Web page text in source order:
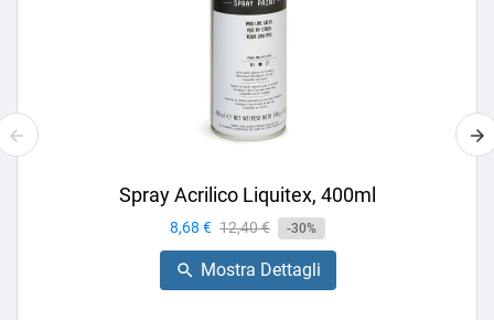
Spray Acrilico Liquitex, 400ml
Prezzo
8,68 € Prezzo
base
12,40 € -30%
 Mostra Dettagli